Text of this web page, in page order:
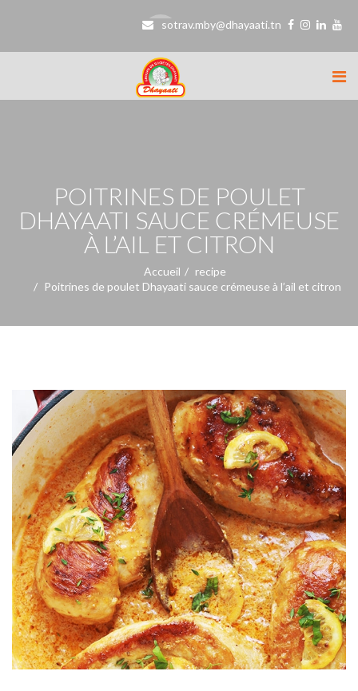
sotrav.mby@dhayaati.tn
POITRINES DE POULET
DHAYAATI SAUCE CRÉMEUSE
À L’AIL ET CITRON
Accueil
recipe
Poitrines de poulet Dhayaati sauce crémeuse à l’ail et citron